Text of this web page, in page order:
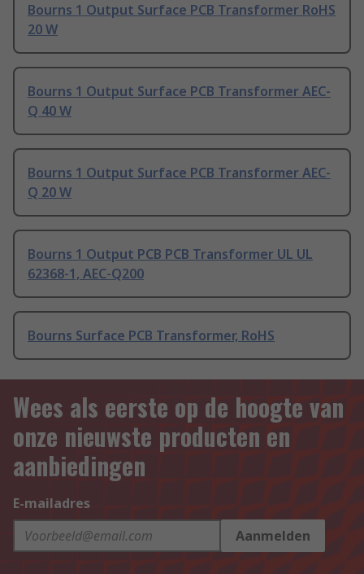
Bourns 1 Output Surface PCB Transformer RoHS
20 W
Bourns 1 Output Surface PCB Transformer AEC-
Q 40 W
Bourns 1 Output Surface PCB Transformer AEC-
Q 20 W
Bourns 1 Output PCB PCB Transformer UL UL
62368-1, AEC-Q200
Bourns Surface PCB Transformer, RoHS
Wees als eerste op de hoogte van
onze nieuwste producten en
aanbiedingen
E-mailadres
Aanmelden